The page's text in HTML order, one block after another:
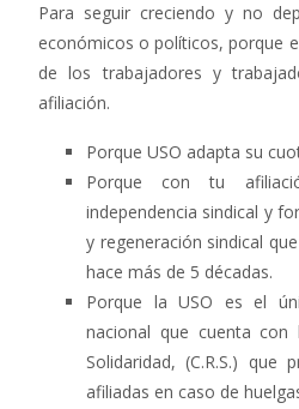
Para seguir creciendo y no
económicos o políticos, porque
de los trabajadores y
afiliación.
Porque USO adapta su
Porque con tu
independencia sindical y
y regeneración sindical
hace más de 5 décadas.
Porque la USO es el
nacional que cuenta con
Solidaridad, (C.R.S.)
afiliadas en caso de